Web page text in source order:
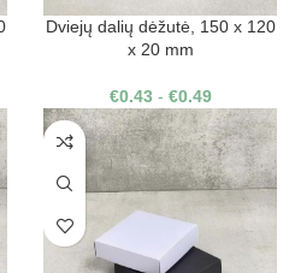
Dviejų dalių dėžutė, 150 x 120
x 20 mm
€0.43- €0.49